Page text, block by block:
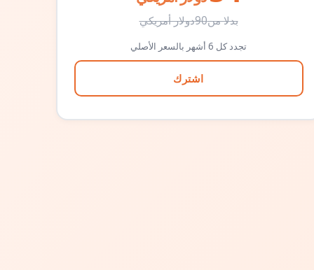
بدلا من90دولار أمريكي
تجدد كل 6 أشهر بالسعر الأصلي
اشترك